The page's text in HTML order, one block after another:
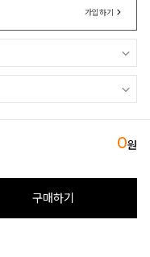
가입하기
0원
구매하기